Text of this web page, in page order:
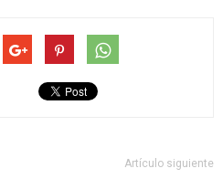
Artículo siguiente